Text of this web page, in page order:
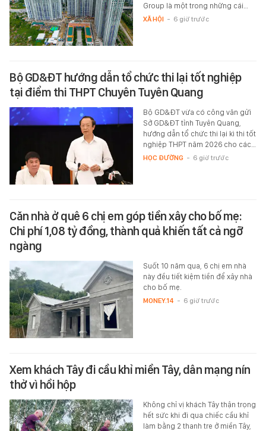
Group là một trong những cái…
XÃ HỘI - 6 giờ trước
Bộ GD&ĐT hướng dẫn tổ chức thi lại tốt nghiệp
tại điểm thi THPT Chuyên Tuyên Quang
Bộ GD&ĐT vừa có công văn gửi
Sở GD&ĐT tỉnh Tuyên Quang,
hướng dẫn tổ chức thi lại kì thi tốt
nghiệp THPT năm 2026 cho các…
HỌC ĐƯỜNG - 6 giờ trước
Căn nhà ở quê 6 chị em góp tiền xây cho bố mẹ:
Chi phí 1,08 tỷ đồng, thành quả khiến tất cả ngỡ
ngàng
Suốt 10 năm qua, 6 chị em nhà
này đều tiết kiệm tiền để xây nhà
cho bố mẹ.
MONEY.14 - 6 giờ trước
Xem khách Tây đi cầu khỉ miền Tây, dân mạng nín
thở vì hồi hộp
Không chỉ vị khách Tây thận trọng
hết sức khi đi qua chiếc cầu khỉ
làm bằng 2 thanh tre ở miền Tây,